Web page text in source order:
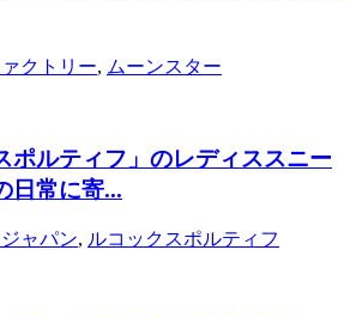
クトリー, ムーンスター
ポルティフ」のレディススニー
日常に寄...
ャパン, ルコックスポルティフ